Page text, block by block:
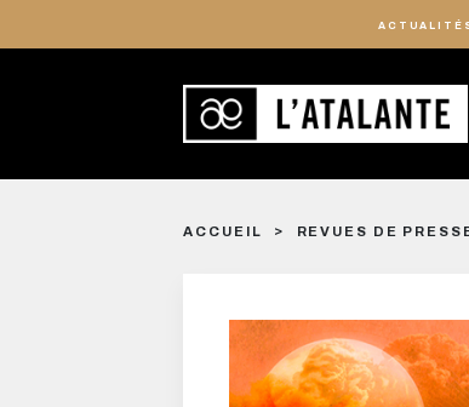
ACCUEIL REVUES DE